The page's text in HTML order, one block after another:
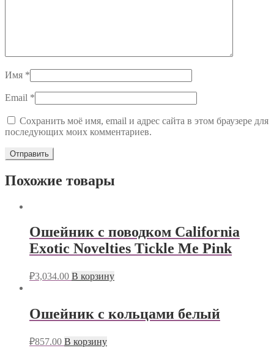
Имя *
Email *
Сохранить моё имя, email и адрес сайта в этом браузере для
последующих моих комментариев.
Похожие товары
Ошейник с поводком California
Exotic Novelties Tickle Me Pink
₽3,034.00 В корзину
Ошейник с кольцами белый
₽857.00 В корзину